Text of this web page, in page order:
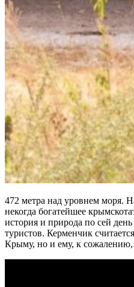
472 метра над уровнем моря.
некогда богатейшее
история и природа по сей
туристов. Керменчик
Крыму, но и ему, к сожалению,